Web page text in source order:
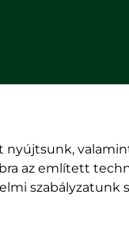
nyújtsunk,
az említett